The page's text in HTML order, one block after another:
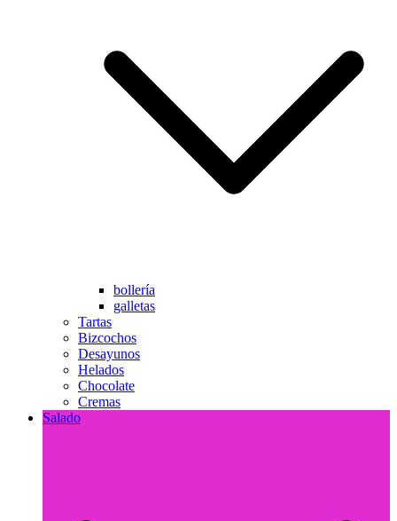
bollería
galletas
Tartas
Bizcochos
Desayunos
Helados
Chocolate
Cremas
Salado